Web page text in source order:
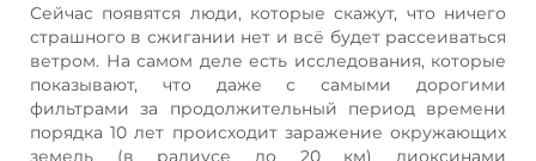
Сейчас появятся люди, которые скажут, что ничего
страшного в сжигании нет и всё будет рассеиваться
ветром. На самом деле есть исследования, которые
показывают, что даже с самыми дорогими
фильтрами за продолжительный период времени
порядка 10 лет происходит заражение окружающих
земель (в радиусе до 20 км) диоксинами